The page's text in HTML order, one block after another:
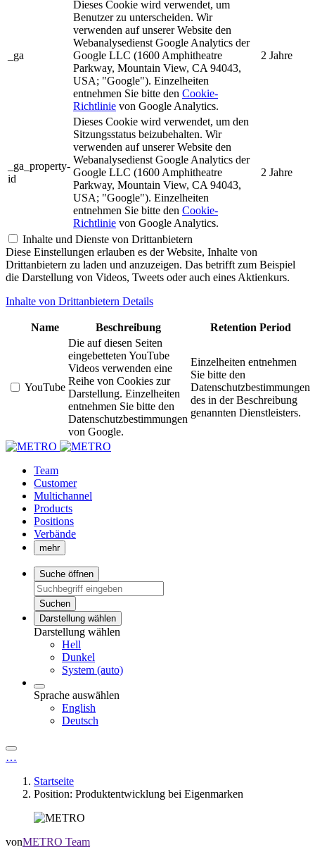
_ga
Dieses Cookie wird verwendet, um
Benutzer zu unterscheiden. Wir
verwenden auf unserer Website den
Webanalysedienst Google Analytics der
Google LLC (1600 Amphitheatre
Parkway, Mountain View, CA 94043,
USA; "Google"). Einzelheiten
entnehmen Sie bitte den Cookie-
Richtlinie von Google Analytics.
2 Jahre
_ga_property-
id
Dieses Cookie wird verwendet, um den
Sitzungsstatus beizubehalten. Wir
verwenden auf unserer Website den
Webanalysedienst Google Analytics der
Google LLC (1600 Amphitheatre
Parkway, Mountain View, CA 94043,
USA; "Google"). Einzelheiten
entnehmen Sie bitte den Cookie-
Richtlinie von Google Analytics.
2 Jahre
Inhalte und Dienste von Drittanbietern
Diese Einstellungen erlauben es der Website, Inhalte von
Drittanbietern zu laden und anzuzeigen. Das betrifft zum Beispiel
die Darstellung von Videos, Tweets oder auch eines Aktienkurs.
Inhalte von Drittanbietern Details
Name Beschreibung Retention Period
YouTube
Die auf diesen Seiten
eingebetteten YouTube
Videos verwenden eine
Reihe von Cookies zur
Darstellung. Einzelheiten
entnehmen Sie bitte den
Datenschutzbestimmungen
von Google.
Einzelheiten entnehmen
Sie bitte den
Datenschutzbestimmungen
des in der Beschreibung
genannten Dienstleisters.
Team
Customer
Multichannel
Products
Positions
Verbände
mehr
Suche öffnen
Suchen
Darstellung wählen
Darstellung wählen
Hell
Dunkel
System (auto)
Sprache auswählen
English
Deutsch
…
Startseite
Position: Produktentwicklung bei Eigenmarken
vonMETRO Team